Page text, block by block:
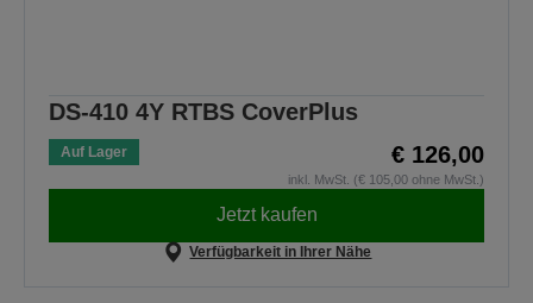
DS-410 4Y RTBS CoverPlus
Auf Lager € 126,00
inkl. MwSt. (€ 105,00 ohne MwSt.)
Jetzt kaufen
Verfügbarkeit in Ihrer Nähe